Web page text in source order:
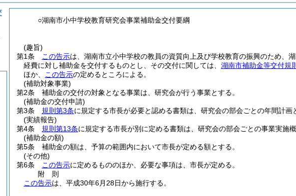
○湖南市小中学校教育研究会事業補助金交付要綱
(趣旨)
第1条
この告示は、湖南市立小中学校の教員の資質向上及び学校教育の振興のため、
経費に対し補助金を交付するものとし、その交付に関しては、 湖南市補助金等交付規則
ほか、
この告示の定めるところによる。
(補助対象事業)
第2条
補助金の交付の対象となる事業は、研究会が行う事業とする。
(補助金の交付申請)
第3条
規則第3条に規定する市長が必要と認める書類は、研究会の部会ごとの年間計画
(実績報告)
第4条
規則第13条に規定する市長が別に定める書類は、研究会の部会ごとの事業実施概
(補助金の額)
第5条
補助金の額は、予算の範囲内において市長が定める額とする。
(その他)
第6条
この告示に定めるもののほか、必要な事項は、市長が定める。
附 則
この告示は、平成30年6月28日から施行する。